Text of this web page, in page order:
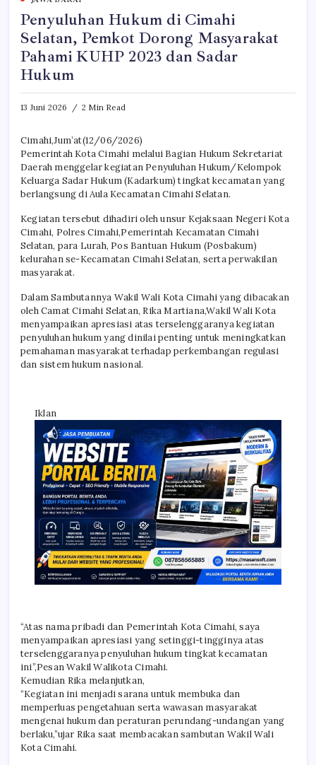
Penyuluhan Hukum di Cimahi
Selatan, Pemkot Dorong Masyarakat
Pahami KUHP 2023 dan Sadar
Hukum
13 Juni 2026 2 Min Read
Cimahi,Jum’at(12/06/2026)
Pemerintah Kota Cimahi melalui Bagian Hukum Sekretariat
Daerah menggelar kegiatan Penyuluhan Hukum/Kelompok
Keluarga Sadar Hukum (Kadarkum) tingkat kecamatan yang
berlangsung di Aula Kecamatan Cimahi Selatan.
Kegiatan tersebut dihadiri oleh unsur Kejaksaan Negeri Kota
Cimahi, Polres Cimahi,Pemerintah Kecamatan Cimahi
Selatan, para Lurah, Pos Bantuan Hukum (Posbakum)
kelurahan se-Kecamatan Cimahi Selatan, serta perwakilan
masyarakat.
Dalam Sambutannya Wakil Wali Kota Cimahi yang dibacakan
oleh Camat Cimahi Selatan, Rika Martiana,Wakil Wali Kota
menyampaikan apresiasi atas terselenggaranya kegiatan
penyuluhan hukum yang dinilai penting untuk meningkatkan
pemahaman masyarakat terhadap perkembangan regulasi
dan sistem hukum nasional.
Iklan
“Atas nama pribadi dan Pemerintah Kota Cimahi, saya
menyampaikan apresiasi yang setinggi-tingginya atas
terselenggaranya penyuluhan hukum tingkat kecamatan
ini”,Pesan Wakil Walikota Cimahi.
Kemudian Rika melanjutkan,
“Kegiatan ini menjadi sarana untuk membuka dan
memperluas pengetahuan serta wawasan masyarakat
mengenai hukum dan peraturan perundang-undangan yang
berlaku,”ujar Rika saat membacakan sambutan Wakil Wali
Kota Cimahi.